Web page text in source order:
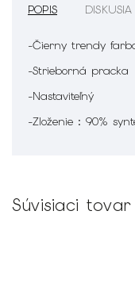
POPIS DISKUSIA
-Čierny trendy
-Strieborná pracka
-Nastaviteľný
-Zloženie : 90%
Súvisiaci tovar